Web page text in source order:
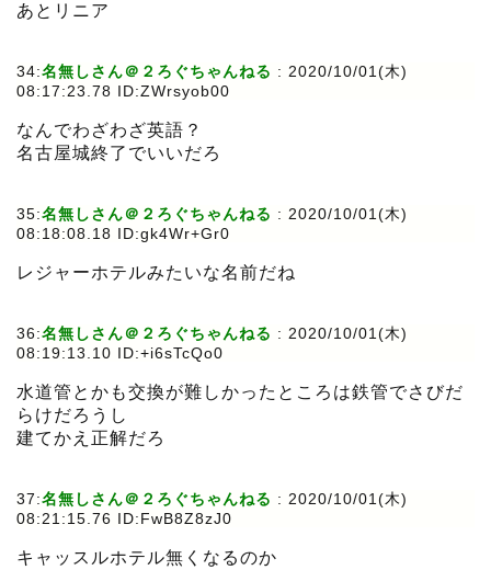
あとリニア
34:名無しさん＠２ろぐちゃんねる : 2020/10/01(木)
08:17:23.78 ID:ZWrsyob00
なんでわざわざ英語？
名古屋城終了でいいだろ
35:名無しさん＠２ろぐちゃんねる : 2020/10/01(木)
08:18:08.18 ID:gk4Wr+Gr0
レジャーホテルみたいな名前だね
36:名無しさん＠２ろぐちゃんねる : 2020/10/01(木)
08:19:13.10 ID:+i6sTcQo0
水道管とかも交換が難しかったところは鉄管でさびだ
らけだろうし
建てかえ正解だろ
37:名無しさん＠２ろぐちゃんねる : 2020/10/01(木)
08:21:15.76 ID:FwB8Z8zJ0
キャッスルホテル無くなるのか